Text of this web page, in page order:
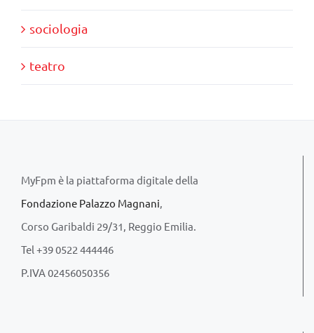
sociologia
teatro
MyFpm è la piattaforma digitale della
Fondazione Palazzo Magnani,
Corso Garibaldi 29/31, Reggio Emilia.
Tel +39 0522 444446
P.IVA 02456050356